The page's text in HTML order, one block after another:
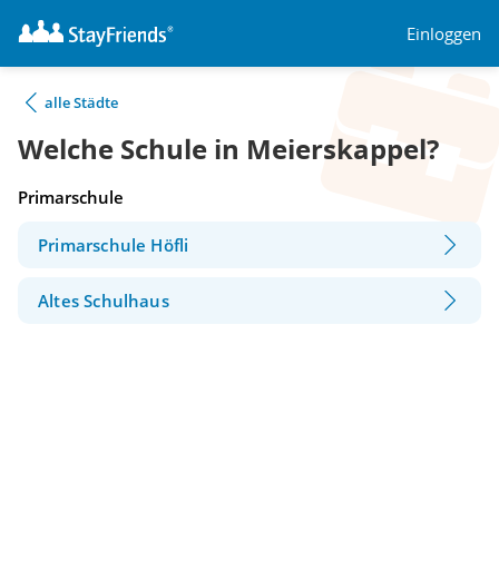
Einloggen
alle Städte
Welche Schule in Meierskappel?
Primarschule
Primarschule Höfli
Altes Schulhaus